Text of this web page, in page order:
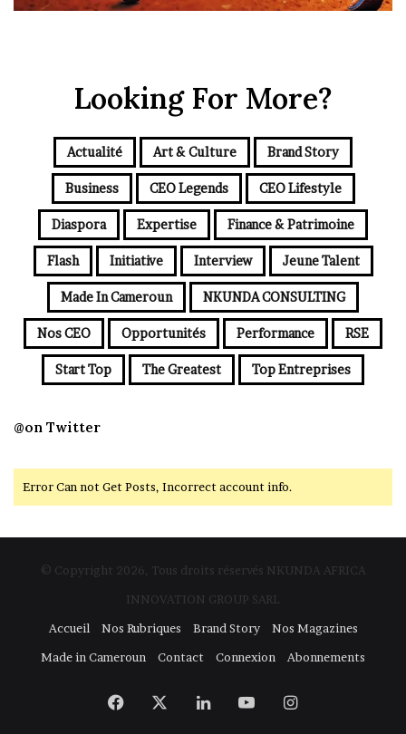
Looking For More?
Actualité Art & Culture Brand Story
Business CEO Legends CEO Lifestyle
Diaspora Expertise Finance & Patrimoine
Flash Initiative Interview Jeune Talent
Made In Cameroun NKUNDA CONSULTING
Nos CEO Opportunités Performance RSE
Start Top The Greatest Top Entreprises
@on Twitter
Error Can not Get Posts, Incorrect account info.
© Copyright 2026, Tous droits réservés NKUNDA AFRICA
INNOVATION GROUP SARL
Accueil
Nos Rubriques Brand Story
Nos Magazines
Made in Cameroun
Contact Connexion Abonnements
Facebook LinkedinYouTubeInstagram